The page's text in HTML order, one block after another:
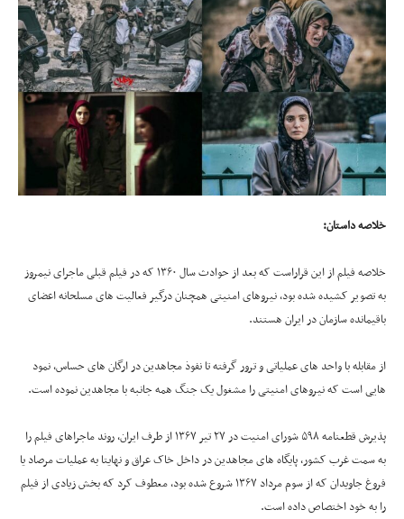
خلاصه داستان:
خلاصه فیلم از این قراراست که بعد از حوادث سال ۱۳۶۰ که در فیلم قبلی ماجرای نیمروز
به تصویر کشیده شده بود، نیروهای امنیتی همچنان درگیر فعالیت های مسلحانه اعضای
باقیمانده سازمان در ایران هستند.
از مقابله با واحد های عملیاتی و ترور گرفته تا نفوذ مجاهدین در ارگان های حساس، نمود
هایی است که نیروهای امنیتی را مشغول یک جنگ همه جانبه با مجاهدین نموده است.
پذیرش قطعنامه ۵۹۸ شورای امنیت در ۲۷ تیر ۱۳۶۷ از طرف ایران، روند ماجراهای فیلم را
به سمت غرب کشور، پایگاه های مجاهدین در داخل خاک عراق و نهایتا به عملیات مرصاد یا
فروغ جاویدان که از سوم مرداد ۱۳۶۷ شروع شده بود، معطوف کرد که بخش زیادی از فیلم
را به خود اختصاص داده است.